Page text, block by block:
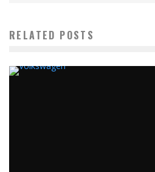
RELATED POSTS